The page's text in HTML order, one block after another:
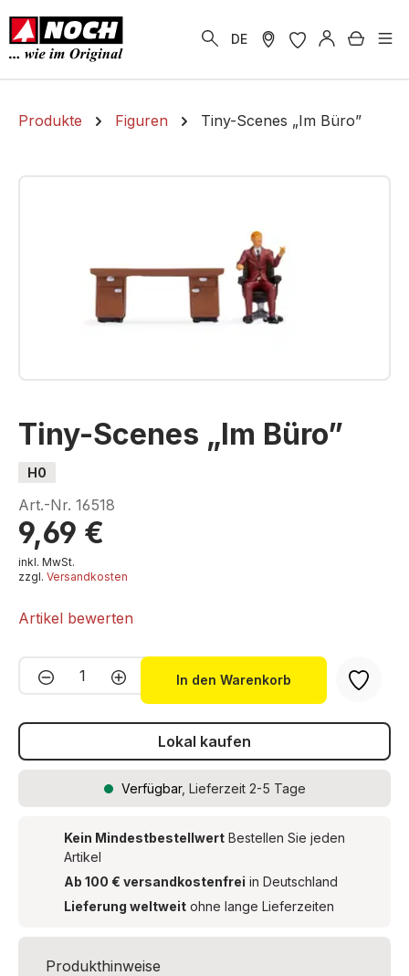
springen
DE
Produkte Figuren Tiny-Scenes „Im Büro”
Bildergalerie überspringen
Tiny-Scenes „Im Büro”
H0
Art.-Nr. 16518
9,69 €
inkl. MwSt.
zzgl. Versandkosten
Artikel bewerten
Produkt Anzahl: Gib den
In den Warenkorb
Lokal kaufen
Verfügbar, Lieferzeit 2-5 Tage
Kein Mindestbestellwert Bestellen Sie jeden
Artikel
Ab 100 € versandkostenfrei in Deutschland
Lieferung weltweit ohne lange Lieferzeiten
Produkthinweise